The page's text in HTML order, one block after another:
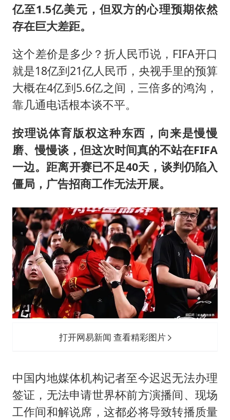
亿至1.5亿美元，但双方的心理预期依然
存在巨大差距。
这个差价是多少？折人民币说，FIFA开口
就是18亿到21亿人民币，央视手里的预算
大概在4亿到5.6亿之间，三倍多的鸿沟，
靠几通电话根本谈不平。
按理说体育版权这种东西，向来是慢慢
磨、慢慢谈，但这次时间真的不站在FIFA
一边。距离开赛已不足40天，谈判仍陷入
僵局，广告招商工作无法开展。
打开网易新闻 查看精彩图片
中国内地媒体机构记者至今迟迟无法办理
签证，无法申请世界杯前方演播间、现场
工作间和解说席，这都必将导致转播质量